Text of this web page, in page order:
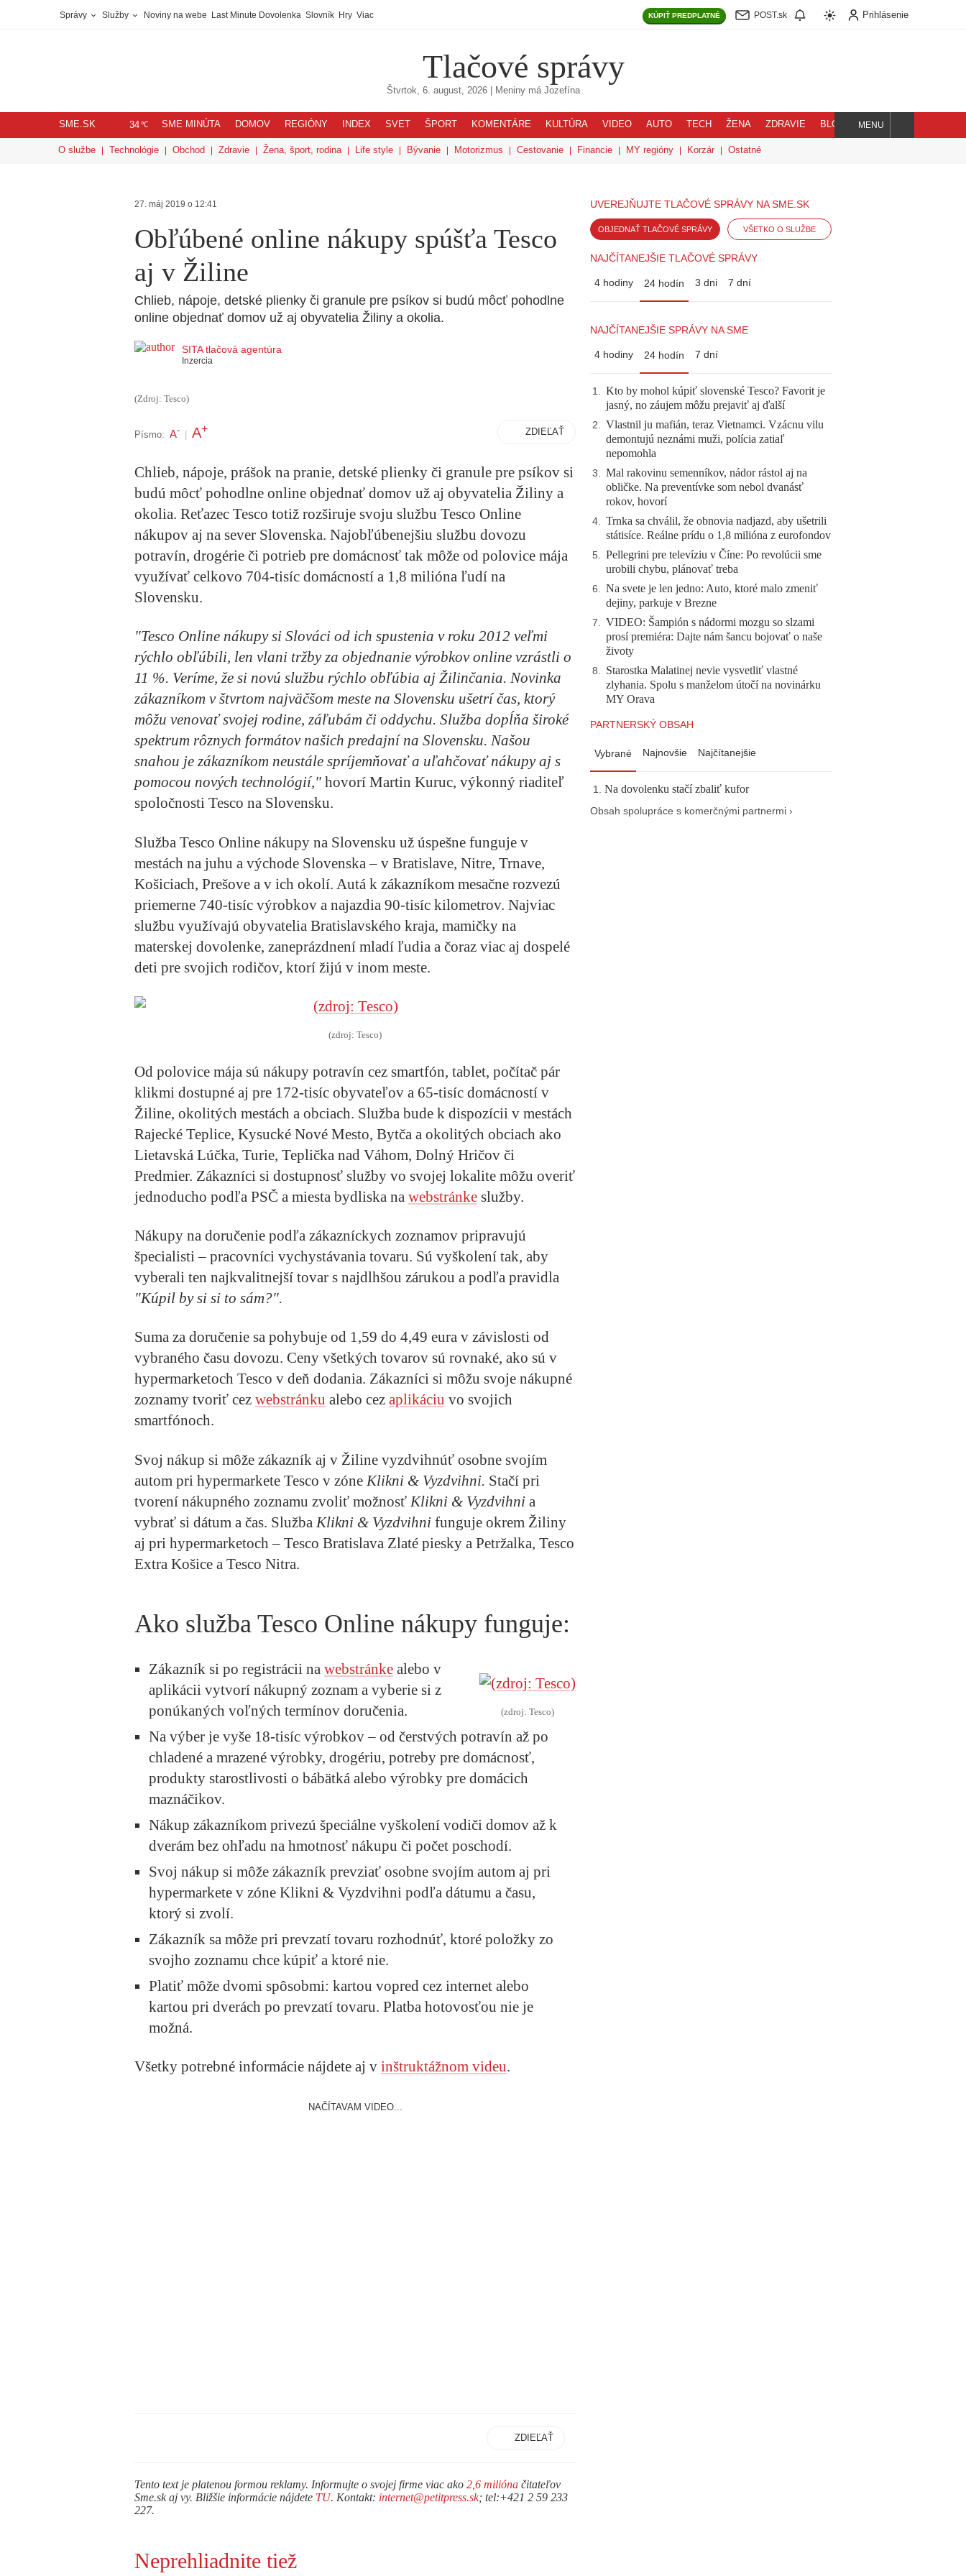
Správy Služby Noviny na webe Last Minute Dovolenka Slovník Hry Viac KÚPIŤ PREDPLATNÉ POST.sk Prihlásenie
Tlačové správy
Štvrtok, 6. august, 2026| Meniny má Jozefína
SME.SK 34℃ SME MINÚTA DOMOV REGIÓNY INDEX SVET ŠPORT KOMENTÁRE KULTÚRA VIDEO AUTO TECH ŽENA ZDRAVIE BLOG
Hľadaj
MENU
O službe Technológie Obchod Zdravie Žena, šport, rodina Life style Bývanie Motorizmus Cestovanie Financie MY regióny Korzár Ostatné
27. máj 2019 o 12:41
Obľúbené online nákupy spúšťa Tesco
aj v Žiline
Chlieb, nápoje, detské plienky či granule pre psíkov si budú môcť pohodlne
online objednať domov už aj obyvatelia Žiliny a okolia.
SITA tlačová agentúra
Inzercia
(Zdroj: Tesco)
Písmo: A- A+ ZDIEĽAŤ
Chlieb, nápoje, prášok na pranie, detské plienky či granule pre psíkov si
budú môcť pohodlne online objednať domov už aj obyvatelia Žiliny a
okolia. Reťazec Tesco totiž rozširuje svoju službu Tesco Online
nákupov aj na sever Slovenska. Najobľúbenejšiu službu dovozu
potravín, drogérie či potrieb pre domácnosť tak môže od polovice mája
využívať celkovo 704-tisíc domácností a 1,8 milióna ľudí na
Slovensku.
"Tesco Online nákupy si Slováci od ich spustenia v roku 2012 veľmi
rýchlo obľúbili, len vlani tržby za objednanie výrobkov online vzrástli o
11 %. Veríme, že si novú službu rýchlo obľúbia aj Žilinčania. Novinka
zákazníkom v štvrtom najväčšom meste na Slovensku ušetrí čas, ktorý
môžu venovať svojej rodine, záľubám či oddychu. Služba dopĺňa široké
spektrum rôznych formátov našich predajní na Slovensku. Našou
snahou je zákazníkom neustále spríjemňovať a uľahčovať nákupy aj s
pomocou nových technológií," hovorí Martin Kuruc, výkonný riaditeľ
spoločnosti Tesco na Slovensku.
Služba Tesco Online nákupy na Slovensku už úspešne funguje v
mestách na juhu a východe Slovenska – v Bratislave, Nitre, Trnave,
Košiciach, Prešove a v ich okolí. Autá k zákazníkom mesačne rozvezú
priemerne 740-tisíc výrobkov a najazdia 90-tisíc kilometrov. Najviac
službu využívajú obyvatelia Bratislavského kraja, mamičky na
materskej dovolenke, zaneprázdnení mladí ľudia a čoraz viac aj dospelé
deti pre svojich rodičov, ktorí žijú v inom meste.
(zdroj: Tesco)
Od polovice mája sú nákupy potravín cez smartfón, tablet, počítač pár
klikmi dostupné aj pre 172-tisíc obyvateľov a 65-tisíc domácností v
Žiline, okolitých mestách a obciach. Služba bude k dispozícii v mestách
Rajecké Teplice, Kysucké Nové Mesto, Bytča a okolitých obciach ako
Lietavská Lúčka, Turie, Teplička nad Váhom, Dolný Hričov či
Predmier. Zákazníci si dostupnosť služby vo svojej lokalite môžu overiť
jednoducho podľa PSČ a miesta bydliska na webstránke služby.
Nákupy na doručenie podľa zákazníckych zoznamov pripravujú
špecialisti – pracovníci vychystávania tovaru. Sú vyškolení tak, aby
vyberali ten najkvalitnejší tovar s najdlhšou zárukou a podľa pravidla
"Kúpil by si si to sám?".
Suma za doručenie sa pohybuje od 1,59 do 4,49 eura v závislosti od
vybraného času dovozu. Ceny všetkých tovarov sú rovnaké, ako sú v
hypermarketoch Tesco v deň dodania. Zákazníci si môžu svoje nákupné
zoznamy tvoriť cez webstránku alebo cez aplikáciu vo svojich
smartfónoch.
Svoj nákup si môže zákazník aj v Žiline vyzdvihnúť osobne svojím
autom pri hypermarkete Tesco v zóne Klikni & Vyzdvihni. Stačí pri
tvorení nákupného zoznamu zvoliť možnosť Klikni & Vyzdvihni a
vybrať si dátum a čas. Služba Klikni & Vyzdvihni funguje okrem Žiliny
aj pri hypermarketoch – Tesco Bratislava Zlaté piesky a Petržalka, Tesco
Extra Košice a Tesco Nitra.
Ako služba Tesco Online nákupy funguje:
(zdroj: Tesco)
Zákazník si po registrácii na webstránke alebo v
aplikácii vytvorí nákupný zoznam a vyberie si z
ponúkaných voľných termínov doručenia.
Na výber je vyše 18-tisíc výrobkov – od čerstvých potravín až po
chladené a mrazené výrobky, drogériu, potreby pre domácnosť,
produkty starostlivosti o bábätká alebo výrobky pre domácich
maznáčikov.
Nákup zákazníkom privezú špeciálne vyškolení vodiči domov až k
dverám bez ohľadu na hmotnosť nákupu či počet poschodí.
Svoj nákup si môže zákazník prevziať osobne svojím autom aj pri
hypermarkete v zóne Klikni & Vyzdvihni podľa dátumu a času,
ktorý si zvolí.
Zákazník sa môže pri prevzatí tovaru rozhodnúť, ktoré položky zo
svojho zoznamu chce kúpiť a ktoré nie.
Platiť môže dvomi spôsobmi: kartou vopred cez internet alebo
kartou pri dverách po prevzatí tovaru. Platba hotovosťou nie je
možná.
Všetky potrebné informácie nájdete aj v inštruktážnom videu.
NAČÍTAVAM VIDEO...
ZDIEĽAŤ
Tento text je platenou formou reklamy. Informujte o svojej firme viac ako 2,6 milióna čitateľov
Sme.sk aj vy. Bližšie informácie nájdete TU. Kontakt: internet@petitpress.sk; tel:+421 2 59 233
227.
UVEREJŇUJTE TLAČOVÉ SPRÁVY NA SME.SK
OBJEDNAŤ TLAČOVÉ SPRÁVY VŠETKO O SLUŽBE
NAJČÍTANEJŠIE TLAČOVÉ SPRÁVY
4 hodiny 24 hodín 3 dni 7 dní
NAJČÍTANEJŠIE SPRÁVY NA SME
4 hodiny 24 hodín 7 dní
1. Kto by mohol kúpiť slovenské Tesco? Favorit je
jasný, no záujem môžu prejaviť aj ďalší
2. Vlastnil ju mafián, teraz Vietnamci. Vzácnu vilu
demontujú neznámi muži, polícia zatiaľ
nepomohla
3. Mal rakovinu semenníkov, nádor rástol aj na
obličke. Na preventívke som nebol dvanásť
rokov, hovorí
4. Trnka sa chválil, že obnovia nadjazd, aby ušetrili
státisíce. Reálne prídu o 1,8 milióna z eurofondov
5. Pellegrini pre televíziu v Číne: Po revolúcii sme
urobili chybu, plánovať treba
6. Na svete je len jedno: Auto, ktoré malo zmeniť
dejiny, parkuje v Brezne
7. VIDEO: Šampión s nádormi mozgu so slzami
prosí premiéra: Dajte nám šancu bojovať o naše
životy
8. Starostka Malatinej nevie vysvetliť vlastné
zlyhania. Spolu s manželom útočí na novinárku
MY Orava
PARTNERSKÝ OBSAH
Vybrané Najnovšie Najčítanejšie
Na dovolenku stačí zbaliť kufor
Obsah spolupráce s komerčnými partnermi ›
Neprehliadnite tiež